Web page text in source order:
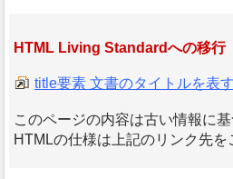
HTML Living Standardへの移行
title要素 文書のタイトルを表す
このページの内容は古い情報に
HTMLの仕様は上記のリンク先を